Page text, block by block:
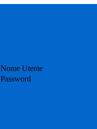
Nome Utente
Password